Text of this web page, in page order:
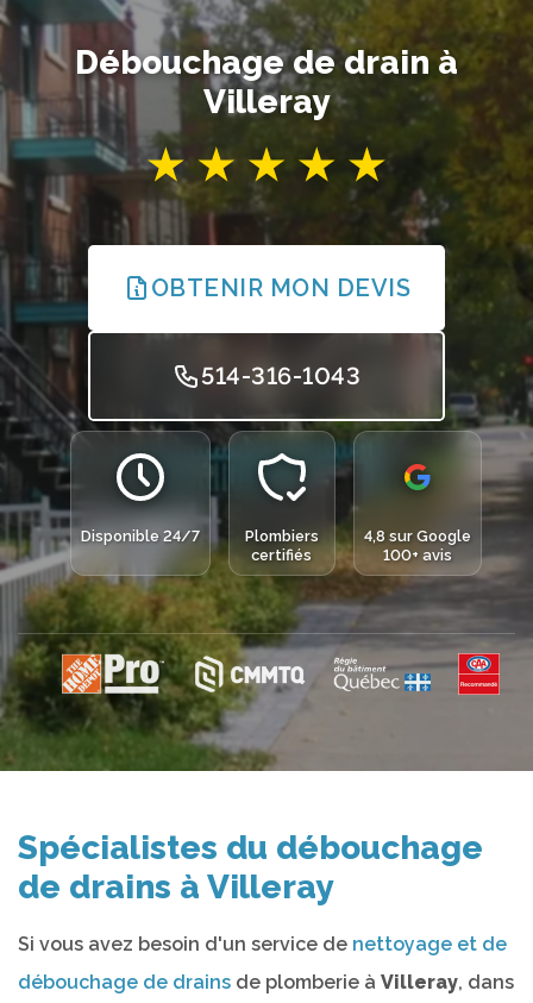
Débouchage de drain à
Villeray
OBTENIR MON DEVIS
514-316-1043
Disponible 24/7
Plombiers
certifiés
4,8 sur Google
100+ avis
Spécialistes du débouchage
de drains à Villeray
Si vous avez besoin d'un service de nettoyage et de
débouchage de drains de plomberie à Villeray, dans